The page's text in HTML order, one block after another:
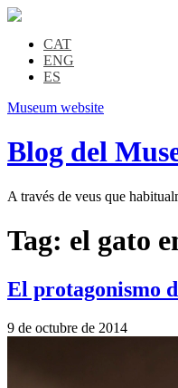
CAT
ENG
ES
Museum website
Blog del
A través de veus que
Tag: el gato
El protagonismo
9 de octubre de 2014